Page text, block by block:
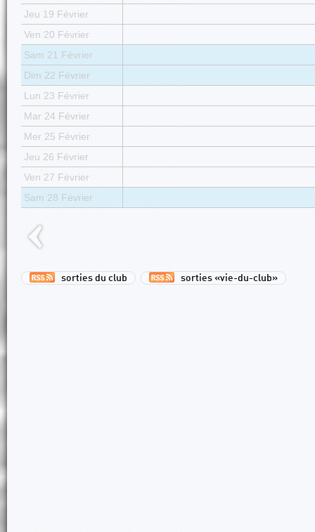
Jeu 19 Février
Ven 20 Février
Sam 21 Février
Dim 22 Février
Lun 23 Février
Mar 24 Février
Mer 25 Février
Jeu 26 Février
Ven 27 Février
Sam 28 Février
sorties du club sorties «vie-du-club»